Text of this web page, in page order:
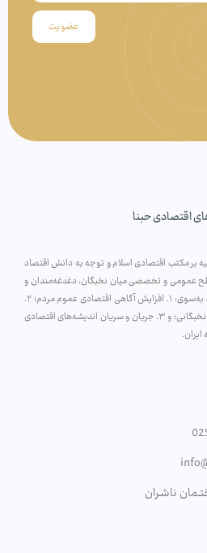
عضویت
اقتصادی حبنا
بر مکتب اقتصادی اسلام و توجه به دانش اقتصاد
سطح عمومی و تخصصی میان نخبگان، دغدغه‌مندان و
علاقه‌مندان پیگیری گردد و راهی بیابد به‌سوی: ۱. افزایش آگاهی اقتصادی عموم مردم؛ ۲.
تولید آثار پژوهشی تخصصی در فضای نخبگانی؛ و ۳. جریان و سریان اندیشه‌های اقتصادی
ناشـران